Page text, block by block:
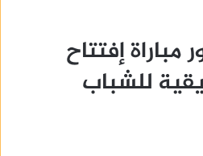
إفتتاح
للشباب